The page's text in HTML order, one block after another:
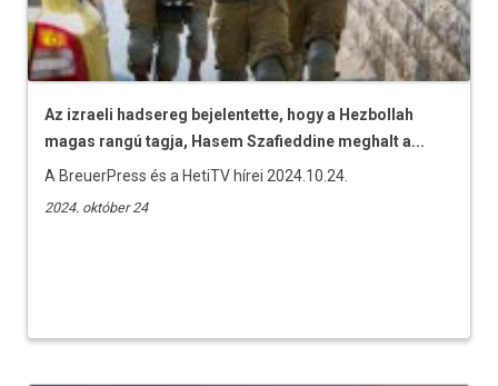
Az izraeli hadsereg bejelentette, hogy a Hezbollah
magas rangú tagja, Hasem Szafieddine meghalt a...
A BreuerPress és a HetiTV hírei 2024.10.24.
2024. október 24